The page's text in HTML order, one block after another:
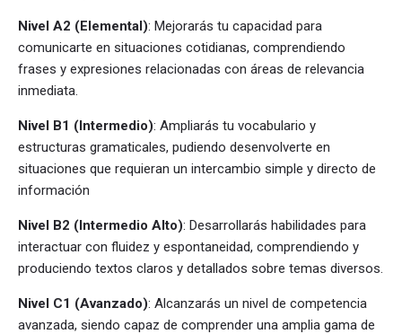
Nivel A2 (Elemental): Mejorarás tu capacidad para
comunicarte en situaciones cotidianas, comprendiendo
frases y expresiones relacionadas con áreas de relevancia
inmediata.
Nivel B1 (Intermedio): Ampliarás tu vocabulario y
estructuras gramaticales, pudiendo desenvolverte en
situaciones que requieran un intercambio simple y directo de
información
Nivel B2 (Intermedio Alto): Desarrollarás habilidades para
interactuar con fluidez y espontaneidad, comprendiendo y
produciendo textos claros y detallados sobre temas diversos.
Nivel C1 (Avanzado): Alcanzarás un nivel de competencia
avanzada, siendo capaz de comprender una amplia gama de